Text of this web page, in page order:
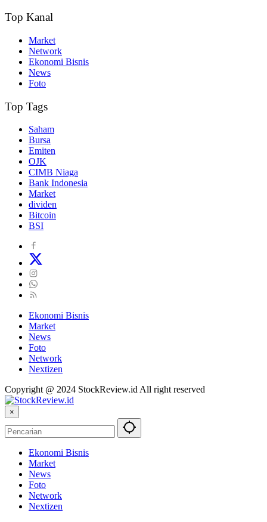
Top Kanal
Market
Network
Ekonomi Bisnis
News
Foto
Top Tags
Saham
Bursa
Emiten
OJK
CIMB Niaga
Bank Indonesia
Market
dividen
Bitcoin
BSI
Ekonomi Bisnis
Market
News
Foto
Network
Nextizen
Copyright @ 2024 StockReview.id All right reserved
×
Ekonomi Bisnis
Market
News
Foto
Network
Nextizen